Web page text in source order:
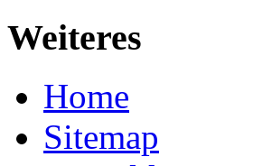
Weiteres
Home
Sitemap